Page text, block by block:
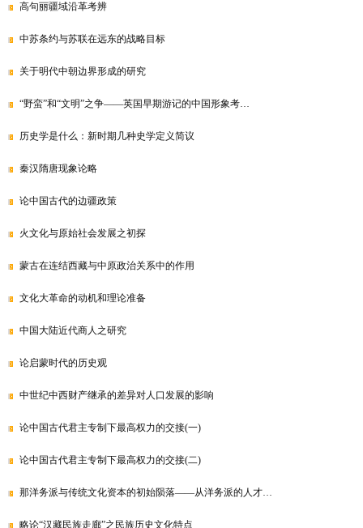
高句丽疆域沿革考辨
中苏条约与苏联在远东的战略目标
关于明代中朝边界形成的研究
“野蛮”和“文明”之争——英国早期游记的中国形象考…
历史学是什么：新时期几种史学定义简议
秦汉隋唐现象论略
论中国古代的边疆政策
火文化与原始社会发展之初探
蒙古在连结西藏与中原政治关系中的作用
文化大革命的动机和理论准备
中国大陆近代商人之研究
论启蒙时代的历史观
中世纪中西财产继承的差异对人口发展的影响
论中国古代君主专制下最高权力的交接(一)
论中国古代君主专制下最高权力的交接(二)
那洋务派与传统文化资本的初始陨落——从洋务派的人才…
略论“汉藏民族走廊”之民族历史文化特点